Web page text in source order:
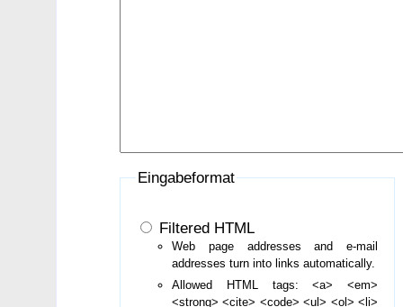
Eingabeformat
Filtered HTML
Web page addresses and e-mail
addresses turn into links automatically.
Allowed HTML tags: <a> <em>
<strong> <cite> <code> <ul> <ol> <li>